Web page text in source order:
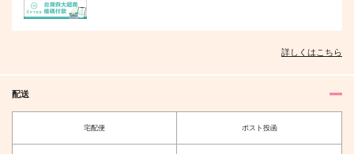
詳しくはこちら
配送
宅配便 ポスト投函